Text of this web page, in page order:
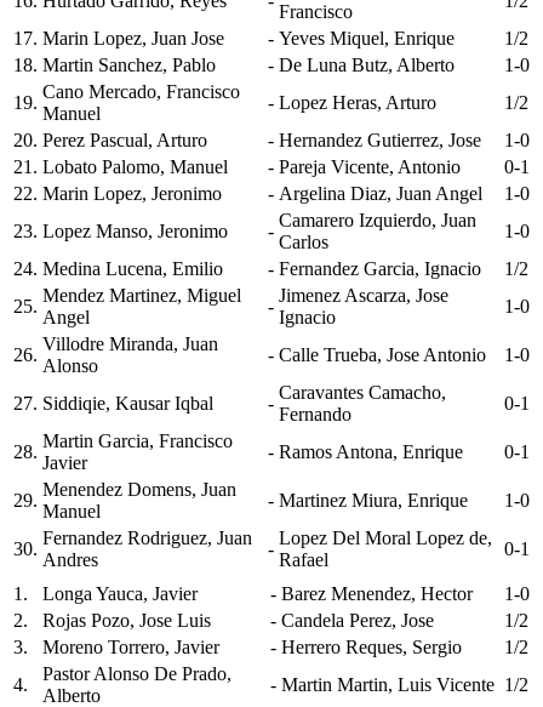
Francisco
17. Marin Lopez, Juan Jose - Yeves Miquel, Enrique
1/2
18. Martin Sanchez, Pablo - De Luna Butz, Alberto
1-0
19.
Cano Mercado, Francisco
Manuel
- Lopez Heras, Arturo
1/2
20. Perez Pascual, Arturo - Hernandez Gutierrez, Jose
1-0
21. Lobato Palomo, Manuel - Pareja Vicente, Antonio
0-1
22. Marin Lopez, Jeronimo - Argelina Diaz, Juan Angel
1-0
23. Lopez Manso, Jeronimo -
Camarero Izquierdo, Juan
Carlos
1-0
24. Medina Lucena, Emilio - Fernandez Garcia, Ignacio
1/2
25.
Mendez Martinez, Miguel
Angel
-
Jimenez Ascarza, Jose
Ignacio
1-0
26.
Villodre Miranda, Juan
Alonso
- Calle Trueba, Jose Antonio 1-0
27. Siddiqie, Kausar Iqbal -
Caravantes Camacho,
Fernando
0-1
28.
Martin Garcia, Francisco
Javier
- Ramos Antona, Enrique 0-1
29.
Menendez Domens, Juan
Manuel
- Martinez Miura, Enrique 1-0
30.
Fernandez Rodriguez, Juan
Andres
-
Lopez Del Moral Lopez de,
Rafael
0-1
1. Longa Yauca, Javier - Barez Menendez, Hector
1-0
2.
Rojas Pozo, Jose Luis - Candela Perez, Jose
1/2
3.
Moreno Torrero, Javier - Herrero Reques, Sergio
1/2
4.
Pastor Alonso De Prado,
Alberto
- Martin Martin, Luis Vicente 1/2